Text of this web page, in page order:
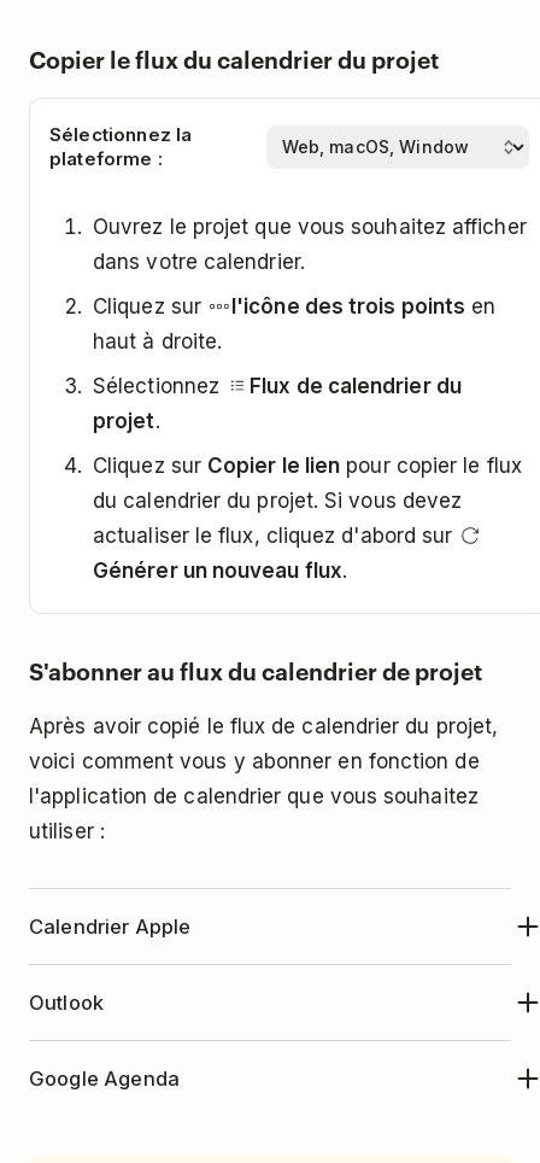
Copier le flux du calendrier du projet
Sélectionnez la
plateforme :
Ouvrez le projet que vous souhaitez afficher
dans votre calendrier.
Cliquez sur
l'icône des trois points en
haut à droite.
Sélectionnez
Flux de calendrier du
projet.
Cliquez sur Copier le lien pour copier le flux
du calendrier du projet. Si vous devez
actualiser le flux, cliquez d'abord sur
Générer un nouveau flux.
S'abonner au flux du calendrier de projet
Après avoir copié le flux de calendrier du projet,
voici comment vous y abonner en fonction de
l'application de calendrier que vous souhaitez
utiliser :
Calendrier Apple
Sélectionnez
Outlook
Google Agenda